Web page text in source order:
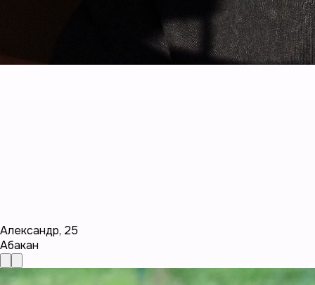
Александр, 25
Абакан